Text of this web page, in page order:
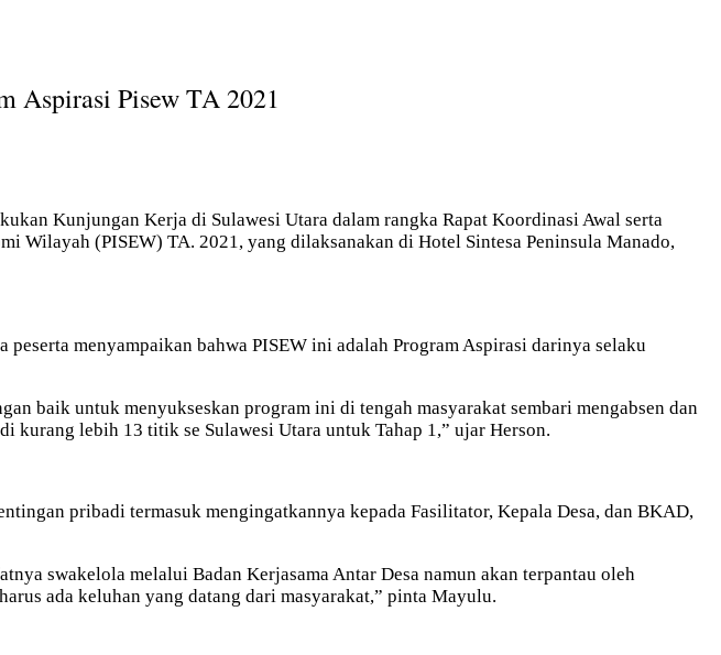
Aspirasi Pisew TA 2021
Kunjungan Kerja di Sulawesi Utara dalam rangka Rapat Koordinasi Awal serta
Wilayah (PISEW) TA. 2021, yang dilaksanakan di Hotel Sintesa Peninsula Manado,
menyampaikan bahwa PISEW ini adalah Program Aspirasi darinya selaku
baik untuk menyukseskan program ini di tengah masyarakat sembari mengabsen dan
kurang lebih 13 titik se Sulawesi Utara untuk Tahap 1,” ujar Herson.
pribadi termasuk mengingatkannya kepada Fasilitator, Kepala Desa, dan BKAD,
swakelola melalui Badan Kerjasama Antar Desa namun akan terpantau oleh
ada keluhan yang datang dari masyarakat,” pinta Mayulu.